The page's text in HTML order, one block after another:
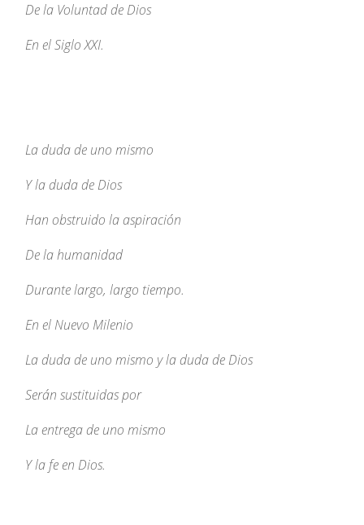
De la Voluntad de Dios
En el Siglo XXI.
La duda de uno mismo
Y la duda de Dios
Han obstruido la aspiración
De la humanidad
Durante largo, largo tiempo.
En el Nuevo Milenio
La duda de uno mismo y la duda de Dios
Serán sustituidas por
La entrega de uno mismo
Y la fe en Dios.